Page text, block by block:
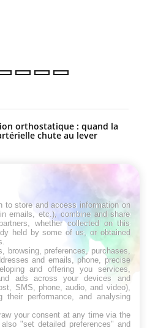
orthostatique : quand la
chute au lever
: une déformation des
aux conséquences
Charcot (Sclérose latérale
to store and access information on
emails, etc.), combine and share
whether collected on this
held by some of us, or obtained
browsing, preferences, purchases,
and emails, phone, precise
and offering you services,
ads across your devices and
SMS, phone, audio, and video),
their performance, and analysing
your consent at any time via the
also "set detailed preferences" and